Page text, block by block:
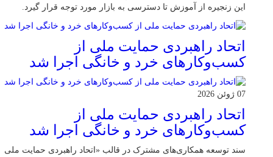
این زنجیره از آموزش تا دسترسی به بازار مورد توجه قرار گیرد.
اتحاد راهبردی حمایت ملی از
کسب‌وکارهای خرد و خانگی اجرا شد
07 ژوئن 2026
اتحاد راهبردی حمایت ملی از
کسب‌وکارهای خرد و خانگی اجرا شد
سند توسعه همکاری‌های مشترک در قالب «اتحاد راهبردی حمایت ملی